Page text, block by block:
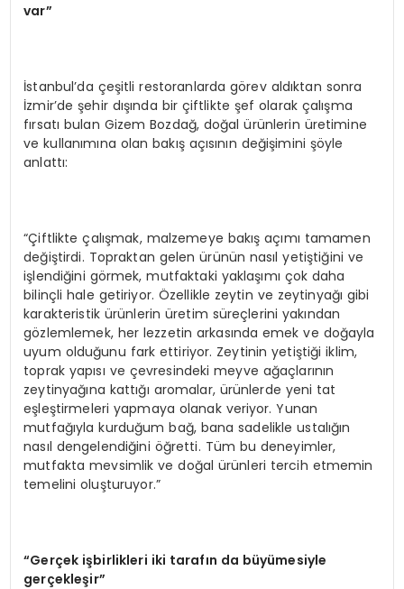
var”
İstanbul’da çeşitli restoranlarda görev aldıktan sonra
İzmir’de şehir dışında bir çiftlikte şef olarak çalışma
fırsatı bulan Gizem Bozdağ, doğal ürünlerin üretimine
ve kullanımına olan bakış açısının değişimini şöyle
anlattı:
“Çiftlikte çalışmak, malzemeye bakış açımı tamamen
değiştirdi. Topraktan gelen ürünün nasıl yetiştiğini ve
işlendiğini görmek, mutfaktaki yaklaşımı çok daha
bilinçli hale getiriyor. Özellikle zeytin ve zeytinyağı gibi
karakteristik ürünlerin üretim süreçlerini yakından
gözlemlemek, her lezzetin arkasında emek ve doğayla
uyum olduğunu fark ettiriyor. Zeytinin yetiştiği iklim,
toprak yapısı ve çevresindeki meyve ağaçlarının
zeytinyağına kattığı aromalar, ürünlerde yeni tat
eşleştirmeleri yapmaya olanak veriyor. Yunan
mutfağıyla kurduğum bağ, bana sadelikle ustalığın
nasıl dengelendiğini öğretti. Tüm bu deneyimler,
mutfakta mevsimlik ve doğal ürünleri tercih etmemin
temelini oluşturuyor.”
“Gerçek işbirlikleri iki tarafın da büyümesiyle
gerçekleşir”